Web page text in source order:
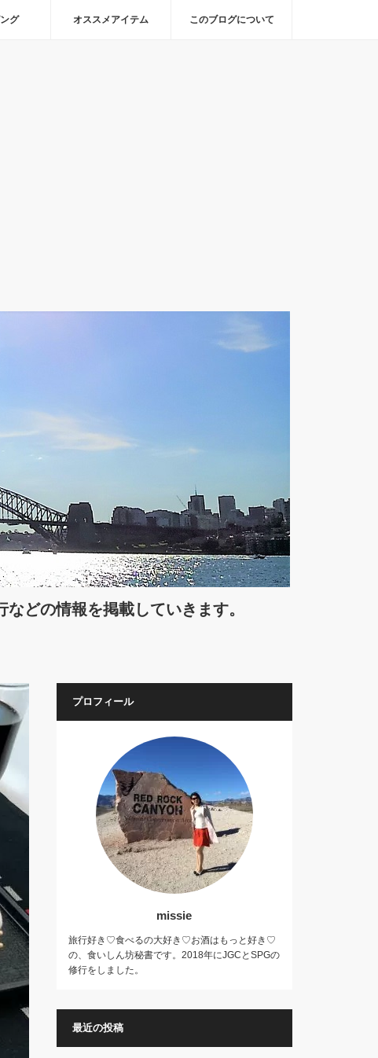
グ オススメアイテム このブログについて
どの情報を掲載していきます。
プロフィール
missie
旅行好き♡食べるの大好き♡お酒はもっと好き♡
の、食いしん坊秘書です。2018年にJGCとSPGの
修行をしました。
最近の投稿